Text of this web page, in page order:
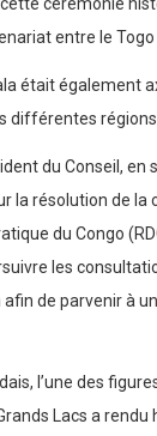
entre le Togo
était également
différentes
du Conseil,
la résolution de la
du Congo
les
de parvenir à
l’une des
Lacs a